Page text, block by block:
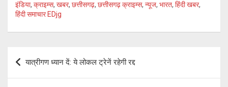
इंडिया, क्राइम्स, खबर, छत्तीसगढ़, छत्तीसगढ़ क्राइम्स, न्यूज, भारत, हिंदी खबर,
हिंदी समाचार EDjg
Post
navigation
यात्रीगण ध्यान दें: ये लोकल ट्रेनें रहेगी रद्द